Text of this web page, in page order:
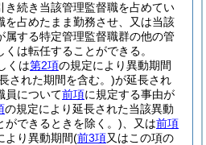
き続き当該管理監督職を占めてい
を占めたまま勤務させ、又は当該
属する特定管理監督職群の他の管
は転任することができる。
くは第2項の規定により異動期間
された期間を含む。)が延長され
員について前項に規定する事由が
の規定により延長された当該異動
ができるときを除く。) 、又は前項
より異動期間(前3項又はこの項の